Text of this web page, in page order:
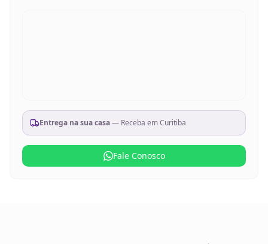
Entrega na sua casa— Receba emCuritiba
Fale Conosco